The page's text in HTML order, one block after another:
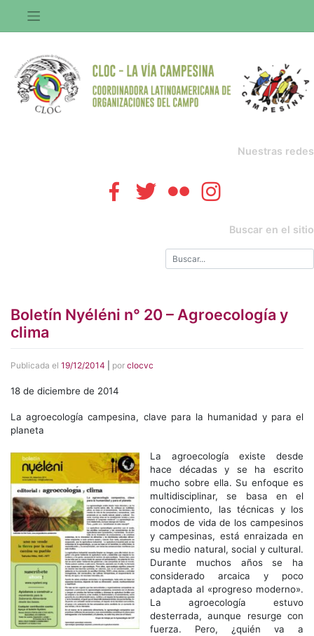
contenido
Nuestras redes
Buscar en el sitio
Boletín Nyéléni n° 20 – Agroecología y
clima
Publicada el 19/12/2014 por clocvc
18 de diciembre de 2014
La agroecología campesina, clave para la humanidad y para el
planeta
La agroecología existe desde
hace décadas y se ha escrito
mucho sobre ella. Su enfoque es
multidisciplinar, se basa en el
conocimiento, las técnicas y los
modos de vida de los campesinos
y campesinas, está enraizada en
su medio natural, social y cultural.
Durante muchos años se ha
considerado arcaica y poco
adaptada al «progreso moderno».
La agroecología estuvo
desterrada, aunque resurge con
fuerza. Pero, ¿quién va a